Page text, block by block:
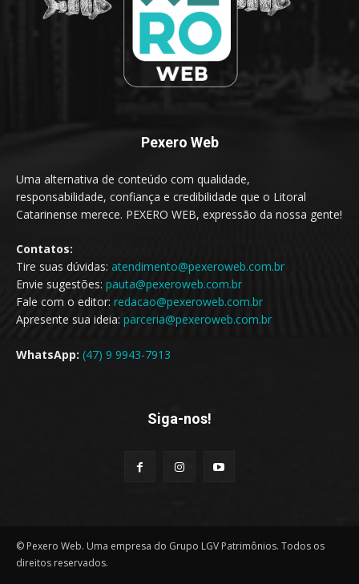
Pexero Web
Uma alternativa de conteúdo com qualidade,
responsabilidade, confiança e credibilidade que o Litoral
Catarinense merece. PEXERO WEB, expressão da nossa gente!
Contatos:
Tire suas dúvidas: atendimento@pexeroweb.com.br
Envie sugestões: pauta@pexeroweb.com.br
Fale com o editor: redacao@pexeroweb.com.br
Apresente sua ideia: parceria@pexeroweb.com.br
WhatsApp: (47) 9 9943-7913
Siga-nos!
© Pexero Web. Uma empresa do Grupo LGV Patrimônios. Todos os
direitos reservados.